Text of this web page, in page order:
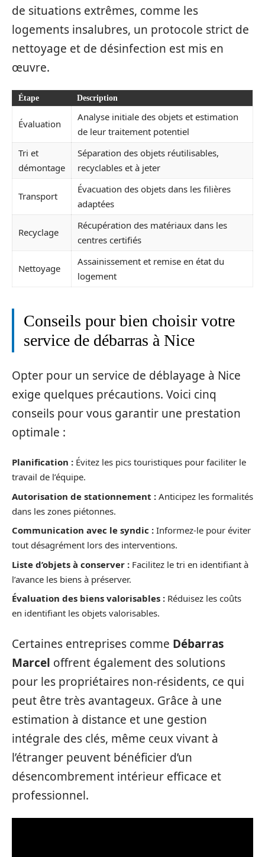
de situations extrêmes, comme les
logements insalubres, un protocole strict de
nettoyage et de désinfection est mis en
œuvre.
Étape Description
Évaluation
Analyse initiale des objets et estimation
de leur traitement potentiel
Tri et
démontage
Séparation des objets réutilisables,
recyclables et à jeter
Transport
Évacuation des objets dans les filières
adaptées
Recyclage
Récupération des matériaux dans les
centres certifiés
Nettoyage
Assainissement et remise en état du
logement
Conseils pour bien choisir votre
service de débarras à Nice
Opter pour un service de déblayage à Nice
exige quelques précautions. Voici cinq
conseils pour vous garantir une prestation
optimale :
Planification : Évitez les pics touristiques pour faciliter le
travail de l’équipe.
Autorisation de stationnement : Anticipez les formalités
dans les zones piétonnes.
Communication avec le syndic : Informez-le pour éviter
tout désagrément lors des interventions.
Liste d’objets à conserver : Facilitez le tri en identifiant à
l’avance les biens à préserver.
Évaluation des biens valorisables : Réduisez les coûts
en identifiant les objets valorisables.
Certaines entreprises comme Débarras
Marcel offrent également des solutions
pour les propriétaires non-résidents, ce qui
peut être très avantageux. Grâce à une
estimation à distance et une gestion
intégrale des clés, même ceux vivant à
l’étranger peuvent bénéficier d’un
désencombrement intérieur efficace et
professionnel.